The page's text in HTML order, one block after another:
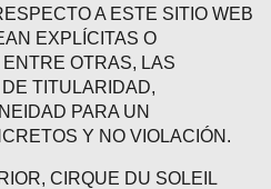
A ESTE SITIO WEB
EXPLÍCITAS O
ENTRE OTRAS, LAS
TITULARIDAD,
PARA UN
Y NO VIOLACIÓN.
CIRQUE DU SOLEIL